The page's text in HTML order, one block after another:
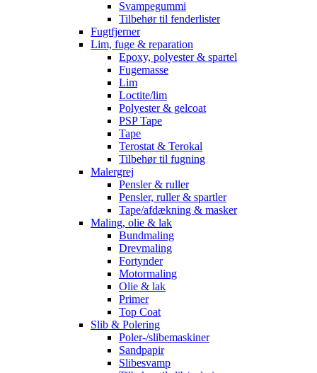
Svampegummi
Tilbehør til fenderlister
Fugtfjerner
Lim, fuge & reparation
Epoxy, polyester & spartel
Fugemasse
Lim
Loctite/lim
Polyester & gelcoat
PSP Tape
Tape
Terostat & Terokal
Tilbehør til fugning
Malergrej
Pensler & ruller
Pensler, ruller & spartler
Tape/afdækning & masker
Maling, olie & lak
Bundmaling
Drevmaling
Fortynder
Motormaling
Olie & lak
Primer
Top Coat
Slib & Polering
Poler-/slibemaskiner
Sandpapir
Slibesvamp